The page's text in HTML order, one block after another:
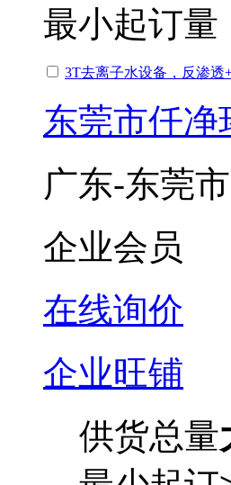
最小起订量
3T去离子水设备，反渗透
东莞市仟净
广东-东莞市
企业会员
在线询价
企业旺铺
供货总量